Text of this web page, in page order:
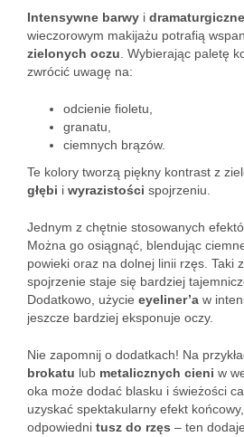
Intensywne barwy i
wieczorowym makijażu potrafią
zielonych oczu . Wybierając paletę
zwrócić uwagę na:
odcienie fioletu,
granatu,
ciemnych brązów.
Te kolory tworzą piękny kontrast z
głębi i wyrazistości spojrzeniu.
Jednym z chętnie stosowanych
Można go osiągnąć, blendując
powieki oraz na dolnej linii rzęs. Taki
spojrzenie staje się bardziej
Dodatkowo, użycie eyeliner’a w
jeszcze bardziej eksponuje oczy.
Nie zapomnij o dodatkach! Na
brokatu lub metalicznych cieni w
oka może dodać blasku i świeżości
uzyskać spektakularny efekt
odpowiedni tusz do rzęs – ten